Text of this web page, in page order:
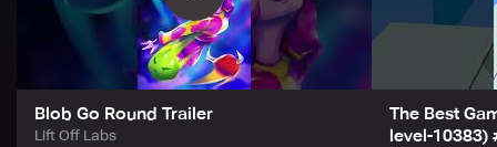
Blob Go Round Trailer
Lift Off Labs
The Best
level-